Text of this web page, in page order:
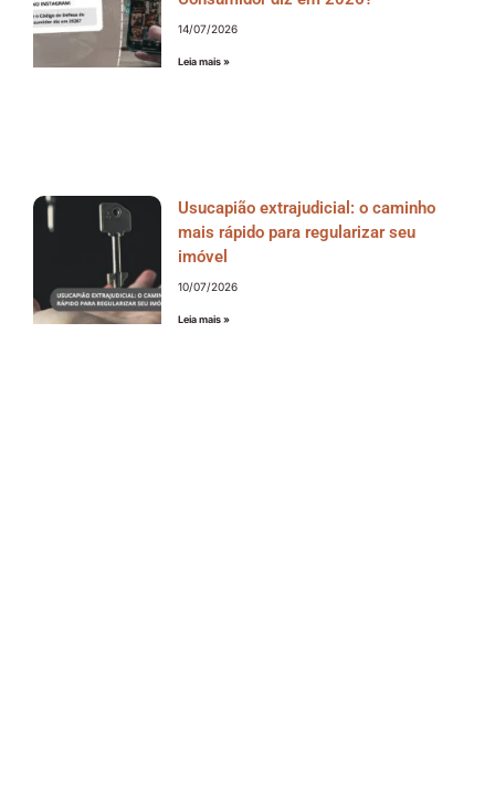
14/07/2026
Leia mais »
Usucapião extrajudicial: o caminho
mais rápido para regularizar seu
imóvel
10/07/2026
Leia mais »